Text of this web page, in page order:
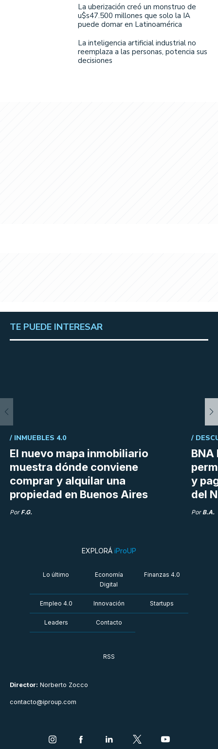
La uberización creó un monstruo de
u$s47.500 millones que solo la IA
puede domar en Latinoamérica
La inteligencia artificial industrial no
reemplaza a las personas, potencia sus
decisiones
TE PUEDE INTERESAR
El nuevo mapa inmobiliario
muestra dónde conviene
comprar y alquilar una
propiedad en Buenos Aires
/ INMUEBLES 4.0
Por F.G.
BNA
y
del
/
Por B.A.
Director: Norberto Zocco
contacto@iproup.com
EXPLORÁ iProUP
Lo último
Economía
Digital
Finanzas 4.0
Empleo 4.0 Innovación Startups
Leaders Contacto
RSS